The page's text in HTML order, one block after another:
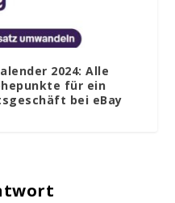
2024: Alle
für ein
bei eBay